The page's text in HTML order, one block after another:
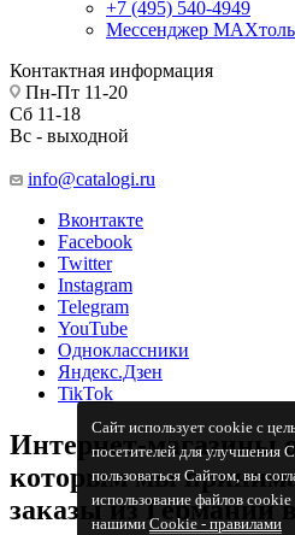
Сайт использует cookie с
посетителей для улучшения
пользоваться Сайтом, вы
использование файлов cookie
нашимиCookiе - правилами
+7 (495) 540-4949
Мессенджер МАХ
Контактная информация
Пн-Пт 11-20
Сб 11-18
Вс - выходной
info@catalogi.ru
Вконтакте
Facebook
Twitter
Instagram
Telegram
YouTube
Одноклассники
Яндекс.Дзен
TikTok
Интернет-магазины
которым мы
заказы из Германии